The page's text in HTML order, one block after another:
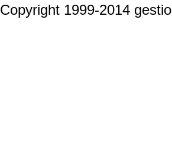
Copyright 1999-2014